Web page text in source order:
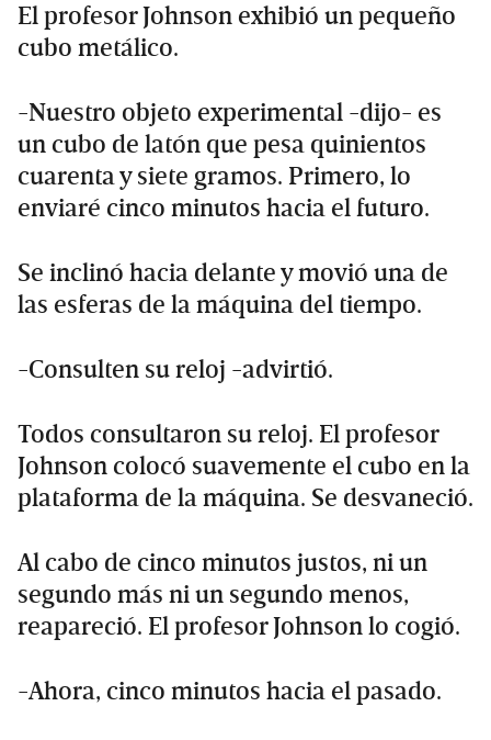
El profesor Johnson exhibió un pequeño
cubo metálico.
-Nuestro objeto experimental -dijo- es
un cubo de latón que pesa quinientos
cuarenta y siete gramos. Primero, lo
enviaré cinco minutos hacia el futuro.
Se inclinó hacia delante y movió una de
las esferas de la máquina del tiempo.
-Consulten su reloj -advirtió.
Todos consultaron su reloj. El profesor
Johnson colocó suavemente el cubo en la
plataforma de la máquina. Se desvaneció.
Al cabo de cinco minutos justos, ni un
segundo más ni un segundo menos,
reapareció. El profesor Johnson lo cogió.
-Ahora, cinco minutos hacia el pasado.